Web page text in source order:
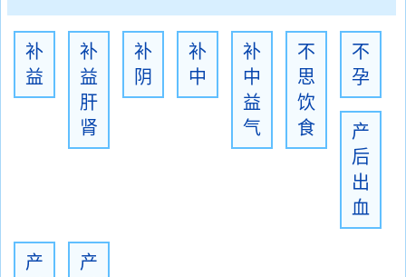
补
益
补
益
肝
肾
补
阴
补
中
补
中
益
气
不
思
饮
食
不
孕
产
后
出
血
产
产